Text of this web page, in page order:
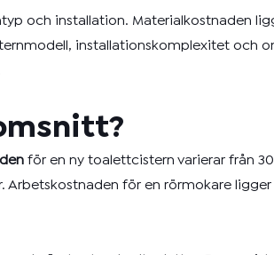
och installation. Materialkostnaden
installationskomplexitet och
för en ny toalettcistern varierar från
för en rörmokare